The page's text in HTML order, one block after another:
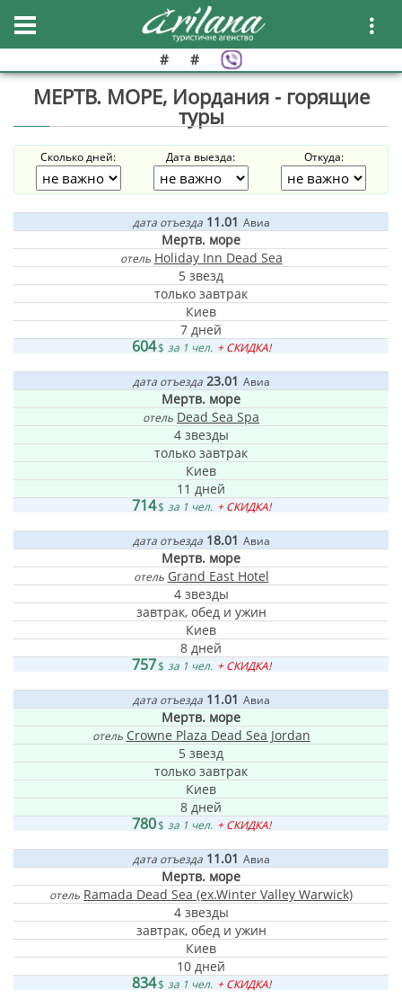
# #
МЕРТВ. МОРЕ, Иордания - горящие
туры
Сколько дней: Дата выезда: Откуда:
дата отъезда 11.01 Авиа
Мертв. море
отель Holiday Inn Dead Sea
5 звезд
только завтрак
Киев
7 дней
604$ за 1 чел. + СКИДКА!
дата отъезда 23.01 Авиа
Мертв. море
отель Dead Sea Spa
4 звезды
только завтрак
Киев
11 дней
714$ за 1 чел. + СКИДКА!
дата отъезда 18.01 Авиа
Мертв. море
отель Grand East Hotel
4 звезды
завтрак, обед и ужин
Киев
8 дней
757$ за 1 чел. + СКИДКА!
дата отъезда 11.01 Авиа
Мертв. море
отель Crowne Plaza Dead Sea Jordan
5 звезд
только завтрак
Киев
8 дней
780$ за 1 чел. + СКИДКА!
дата отъезда 11.01 Авиа
Мертв. море
отель Ramada Dead Sea (ex.Winter Valley Warwick)
4 звезды
завтрак, обед и ужин
Киев
10 дней
834$ за 1 чел. + СКИДКА!